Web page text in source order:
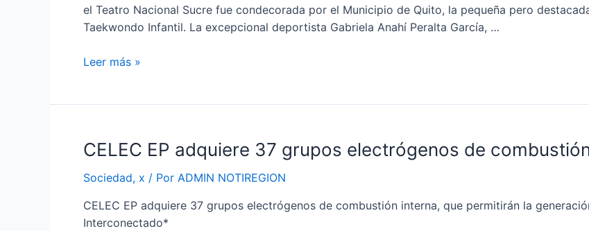
el Teatro Nacional Sucre fue condecorada por el Municipio de Quito, la pequeña pero
Taekwondo Infantil. La excepcional deportista Gabriela Anahí Peralta García, …
el
Municipio
Quito
Leer más »
CELEC EP adquiere 37 grupos electrógenos de
Sociedad, x / Por ADMIN NOTIREGION
CELEC EP adquiere 37 grupos electrógenos de combustión interna, que permitirán la
Interconectado*